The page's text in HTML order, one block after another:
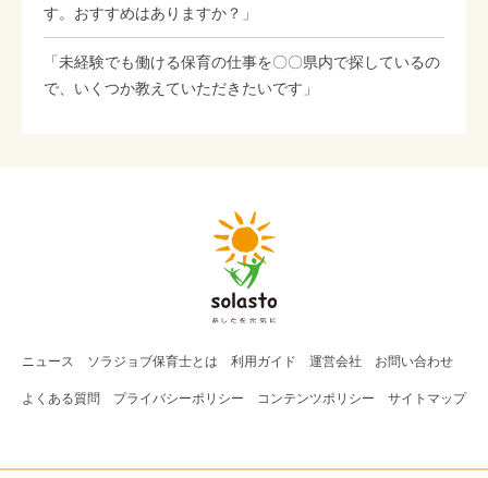
す。おすすめはありますか？」
「未経験でも働ける保育の仕事を〇〇県内で探しているの
で、いくつか教えていただきたいです」
ニュース ソラジョブ保育士とは 利用ガイド 運営会社 お問い合わせ
よくある質問 プライバシーポリシー コンテンツポリシー サイトマップ